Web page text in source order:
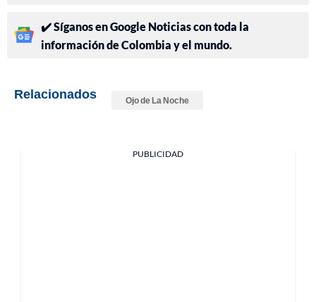
✔️ Síganos en Google Noticias con toda la
información de Colombia y el mundo.
Relacionados Ojo de La Noche
PUBLICIDAD